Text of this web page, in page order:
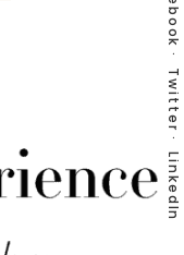
Twitter
LinkedIn